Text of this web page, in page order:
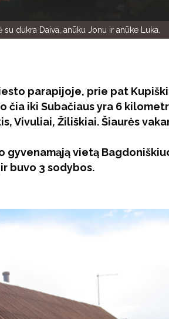
su dukra Daiva, anūku Jonu ir anūke Luka.
parapijoje, prie pat
čia iki Subačiaus yra 6
Vivuliai, Žiliškiai. Šiaurės
gyvenamąją vietą
buvo 3 sodybos.